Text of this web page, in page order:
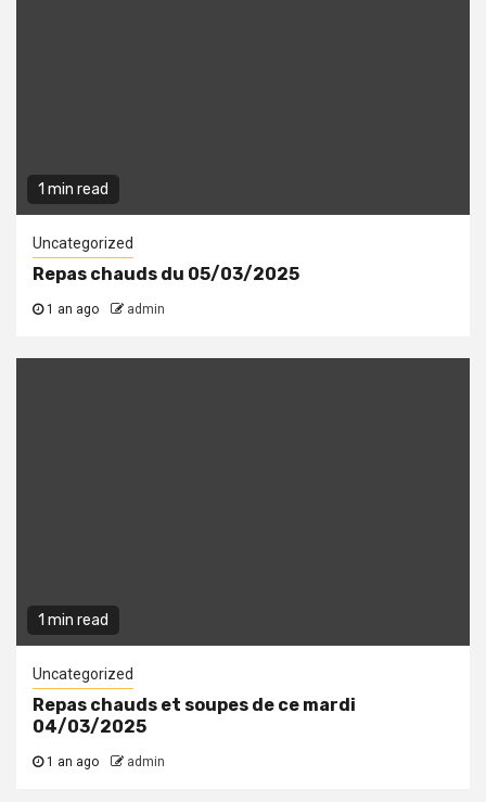
1 min read
Uncategorized
Repas chauds du 05/03/2025
1 an ago admin
1 min read
Uncategorized
Repas chauds et soupes de ce mardi
04/03/2025
1 an ago admin